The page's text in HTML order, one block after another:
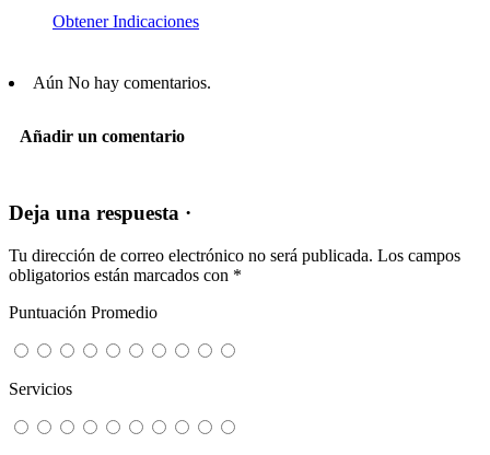
Obtener Indicaciones
Aún No hay comentarios.
Añadir un comentario
Deja una respuesta ·
Tu dirección de correo electrónico no será publicada. Los campos
obligatorios están marcados con *
Puntuación Promedio
Servicios